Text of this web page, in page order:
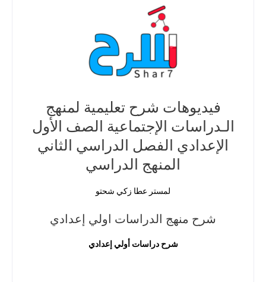
فيديوهات شرح تعليمية لمنهج
الـدراسات الإجتماعية الصف الأول
الإعدادي الفصل الدراسي الثاني
المنهج الدراسي
لمستر عطا زكي شحتو
شرح منهج الدراسات اولي إعدادي
شرح دراسات أولي إعدادي